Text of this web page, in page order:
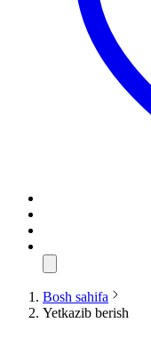
Bosh sahifa
Yetkazib berish